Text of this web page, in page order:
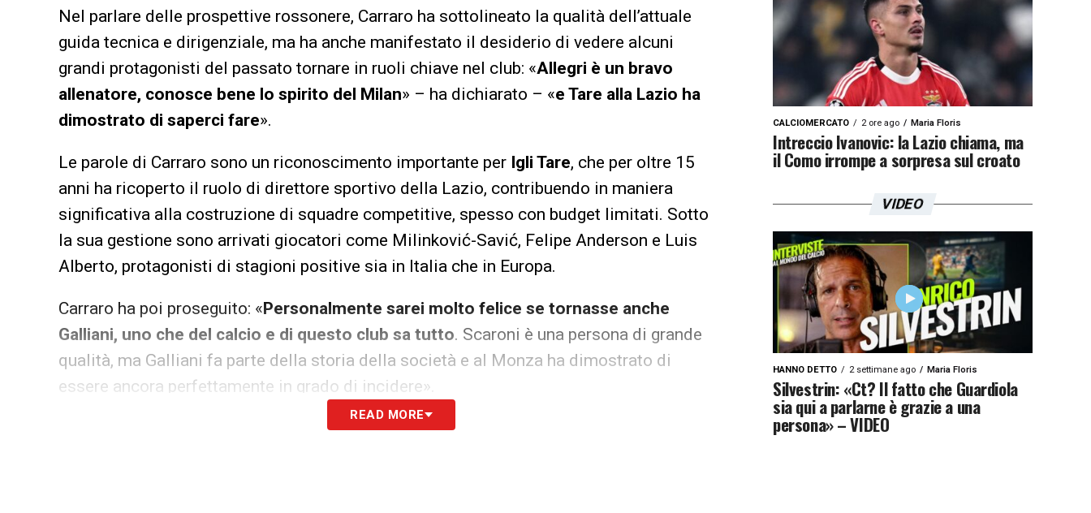
Nel parlare delle prospettive rossonere, Carraro ha sottolineato la qualità dell’attuale
guida tecnica e dirigenziale, ma ha anche manifestato il desiderio di vedere alcuni
grandi protagonisti del passato tornare in ruoli chiave nel club: «Allegri è un bravo
allenatore, conosce bene lo spirito del Milan» – ha dichiarato – «e Tare alla Lazio ha
dimostrato di saperci fare».
Le parole di Carraro sono un riconoscimento importante per Igli Tare, che per oltre 15
anni ha ricoperto il ruolo di direttore sportivo della Lazio, contribuendo in maniera
significativa alla costruzione di squadre competitive, spesso con budget limitati. Sotto
la sua gestione sono arrivati giocatori come Milinković-Savić, Felipe Anderson e Luis
Alberto, protagonisti di stagioni positive sia in Italia che in Europa.
Carraro ha poi proseguito: «Personalmente sarei molto felice se tornasse anche
Galliani, uno che del calcio e di questo club sa tutto. Scaroni è una persona di grande
qualità, ma Galliani fa parte della storia della società e al Monza ha dimostrato di
essere ancora perfettamente in grado di incidere».
Tornando a Tare, il suo nome viene spesso accostato a nuovi progetti dirigenziali, sia in
READ MORE
CALCIOMERCATO 2 ore ago Maria Floris
Intreccio Ivanovic: la Lazio chiama, ma
il Como irrompe a sorpresa sul croato
VIDEO
HANNO DETTO 2 settimane ago Maria Floris
Silvestrin: «Ct? Il fatto che Guardiola
sia qui a parlarne è grazie a una
persona» – VIDEO